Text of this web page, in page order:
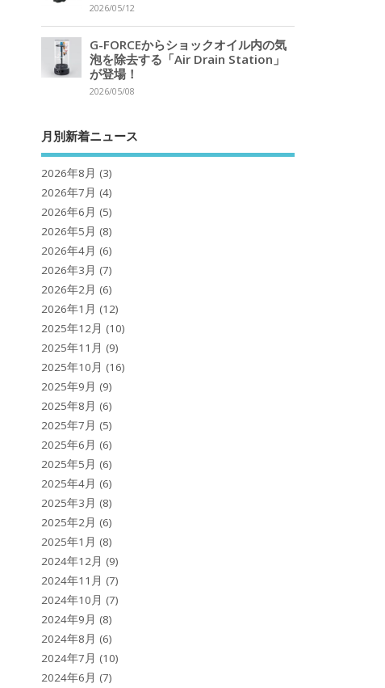
2026/05/12
G-FORCEからショックオイル内の気
泡を除去する「Air Drain Station」
が登場！
2026/05/08
月別新着ニュース
2026年8月 (3)
2026年7月 (4)
2026年6月 (5)
2026年5月 (8)
2026年4月 (6)
2026年3月 (7)
2026年2月 (6)
2026年1月 (12)
2025年12月 (10)
2025年11月 (9)
2025年10月 (16)
2025年9月 (9)
2025年8月 (6)
2025年7月 (5)
2025年6月 (6)
2025年5月 (6)
2025年4月 (6)
2025年3月 (8)
2025年2月 (6)
2025年1月 (8)
2024年12月 (9)
2024年11月 (7)
2024年10月 (7)
2024年9月 (8)
2024年8月 (6)
2024年7月 (10)
2024年6月 (7)